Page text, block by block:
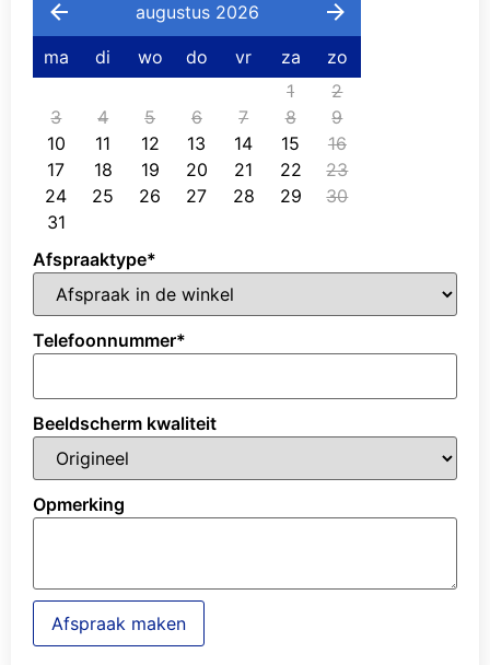
augustus 2026
ma di wo do vr za
zo
1
2
3
4 5 6 7 8
9
10
11 12 13 14 15
16
17
18 19 20 21 22
23
24
25 26 27 28 29
30
31
Afspraaktype*
Telefoonnummer*
Beeldscherm kwaliteit
Opmerking
Afspraak maken